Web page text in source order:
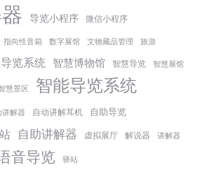
导览小程序 微信小程序
指向性音箱 数字展馆 文物藏品管理 旅游
览系统 智慧博物馆 智慧导览 智慧展馆
慧景区 智能导览系统
讲解器 自动讲解耳机 自助导览
自助讲解器 虚拟展厅 解说器 讲解器
音导览 驿站